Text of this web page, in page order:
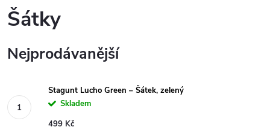
Šátky
Nejprodávanější
Stagunt Lucho Green – Šátek, zelený
Skladem
499 Kč